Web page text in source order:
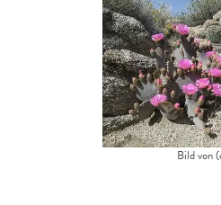
Bild von